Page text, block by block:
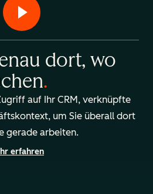
dort, wo
.
auf Ihr CRM, verknüpfte
um Sie überall dort
gerade arbeiten.
erfahren